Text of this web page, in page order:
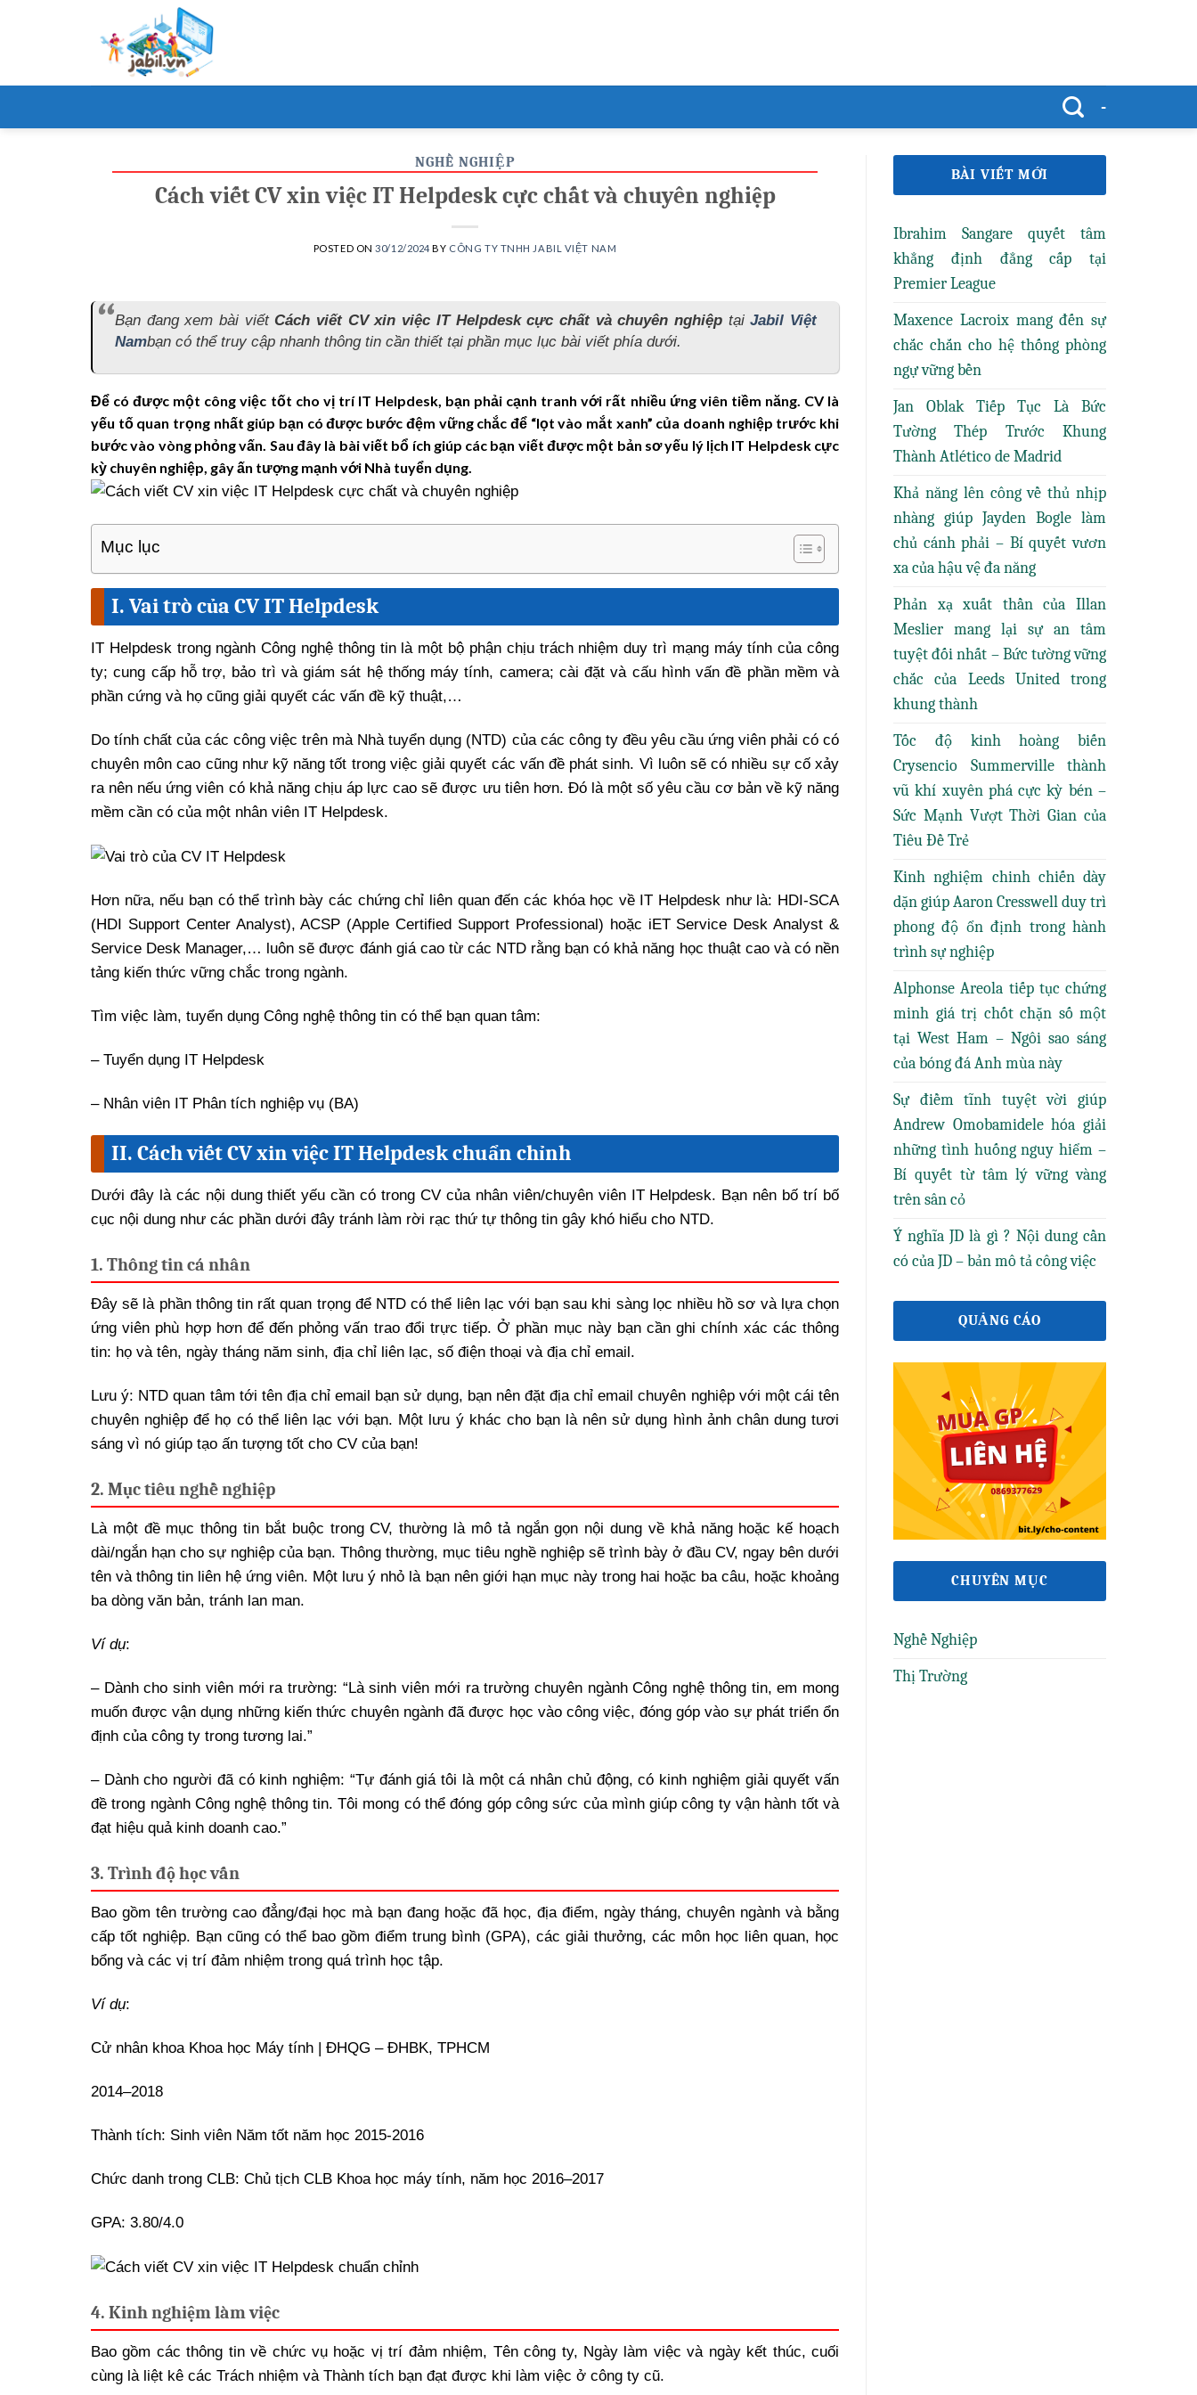
-
NGHỀ NGHIỆP
Cách viết CV xin việc IT Helpdesk cực chất và chuyên nghiệp
POSTED ON30/12/2024 BY CÔNG TY TNHH JABIL VIỆT NAM
Bạn đang xem bài viếtCách viết CV xin việc IT Helpdesk cực chất và chuyên nghiệptạiJabil Việt
Nambạn có thể truy cập nhanh thông tin cần thiết tại phần mục lục bài viết phía dưới.
Để có được một công việc tốt cho vị trí IT Helpdesk, bạn phải cạnh tranh với rất nhiều ứng viên tiềm năng. CV là
yếu tố quan trọng nhất giúp bạn có được bước đệm vững chắc để “lọt vào mắt xanh” của doanh nghiệp trước khi
bước vào vòng phỏng vấn. Sau đây là bài viết bổ ích giúp các bạn viết được một bản sơ yếu lý lịch IT Helpdesk cực
kỳ chuyên nghiệp, gây ấn tượng mạnh với Nhà tuyển dụng.
Mục lục
I. Vai trò của CV IT Helpdesk
IT Helpdesk trong ngành Công nghệ thông tin là một bộ phận chịu trách nhiệm duy trì mạng máy tính của công
ty; cung cấp hỗ trợ, bảo trì và giám sát hệ thống máy tính, camera; cài đặt và cấu hình vấn đề phần mềm và
phần cứng và họ cũng giải quyết các vấn đề kỹ thuật,…
Do tính chất của các công việc trên mà Nhà tuyển dụng (NTD) của các công ty đều yêu cầu ứng viên phải có có
chuyên môn cao cũng như kỹ năng tốt trong việc giải quyết các vấn đề phát sinh. Vì luôn sẽ có nhiều sự cố xảy
ra nên nếu ứng viên có khả năng chịu áp lực cao sẽ được ưu tiên hơn. Đó là một số yêu cầu cơ bản về kỹ năng
mềm cần có của một nhân viên IT Helpdesk.
Hơn nữa, nếu bạn có thể trình bày các chứng chỉ liên quan đến các khóa học về IT Helpdesk như là: HDI-SCA
(HDI Support Center Analyst), ACSP (Apple Certified Support Professional) hoặc iET Service Desk Analyst &
Service Desk Manager,… luôn sẽ được đánh giá cao từ các NTD rằng bạn có khả năng học thuật cao và có nền
tảng kiến thức vững chắc trong ngành.
Tìm việc làm, tuyển dụng Công nghệ thông tin có thể bạn quan tâm:
– Tuyển dụng IT Helpdesk
– Nhân viên IT Phân tích nghiệp vụ (BA)
II. Cách viết CV xin việc IT Helpdesk chuẩn chỉnh
Dưới đây là các nội dung thiết yếu cần có trong CV của nhân viên/chuyên viên IT Helpdesk. Bạn nên bố trí bố
cục nội dung như các phần dưới đây tránh làm rời rạc thứ tự thông tin gây khó hiểu cho NTD.
1. Thông tin cá nhân
Đây sẽ là phần thông tin rất quan trọng để NTD có thể liên lạc với bạn sau khi sàng lọc nhiều hồ sơ và lựa chọn
ứng viên phù hợp hơn để đến phỏng vấn trao đổi trực tiếp. Ở phần mục này bạn cần ghi chính xác các thông
tin: họ và tên, ngày tháng năm sinh, địa chỉ liên lạc, số điện thoại và địa chỉ email.
Lưu ý: NTD quan tâm tới tên địa chỉ email bạn sử dụng, bạn nên đặt địa chỉ email chuyên nghiệp với một cái tên
chuyên nghiệp để họ có thể liên lạc với bạn. Một lưu ý khác cho bạn là nên sử dụng hình ảnh chân dung tươi
sáng vì nó giúp tạo ấn tượng tốt cho CV của bạn!
2. Mục tiêu nghề nghiệp
Là một đề mục thông tin bắt buộc trong CV, thường là mô tả ngắn gọn nội dung về khả năng hoặc kế hoạch
dài/ngắn hạn cho sự nghiệp của bạn. Thông thường, mục tiêu nghề nghiệp sẽ trình bày ở đầu CV, ngay bên dưới
tên và thông tin liên hệ ứng viên. Một lưu ý nhỏ là bạn nên giới hạn mục này trong hai hoặc ba câu, hoặc khoảng
ba dòng văn bản, tránh lan man.
Ví dụ:
– Dành cho sinh viên mới ra trường: “Là sinh viên mới ra trường chuyên ngành Công nghệ thông tin, em mong
muốn được vận dụng những kiến thức chuyên ngành đã được học vào công việc, đóng góp vào sự phát triển ổn
định của công ty trong tương lai.”
– Dành cho người đã có kinh nghiệm: “Tự đánh giá tôi là một cá nhân chủ động, có kinh nghiệm giải quyết vấn
đề trong ngành Công nghệ thông tin. Tôi mong có thể đóng góp công sức của mình giúp công ty vận hành tốt và
đạt hiệu quả kinh doanh cao.”
3. Trình độ học vấn
Bao gồm tên trường cao đẳng/đại học mà bạn đang hoặc đã học, địa điểm, ngày tháng, chuyên ngành và bằng
cấp tốt nghiệp. Bạn cũng có thể bao gồm điểm trung bình (GPA), các giải thưởng, các môn học liên quan, học
bổng và các vị trí đảm nhiệm trong quá trình học tập.
Ví dụ:
Cử nhân khoa Khoa học Máy tính | ĐHQG – ĐHBK, TPHCM
2014–2018
Thành tích: Sinh viên Năm tốt năm học 2015-2016
Chức danh trong CLB: Chủ tịch CLB Khoa học máy tính, năm học 2016–2017
GPA: 3.80/4.0
4. Kinh nghiệm làm việc
Bao gồm các thông tin về chức vụ hoặc vị trí đảm nhiệm, Tên công ty, Ngày làm việc và ngày kết thúc, cuối
cùng là liệt kê các Trách nhiệm và Thành tích bạn đạt được khi làm việc ở công ty cũ.
BÀI VIẾT MỚI
Ibrahim Sangare quyết tâm
khẳng định đẳng cấp tại
Premier League
Maxence Lacroix mang đến sự
chắc chắn cho hệ thống phòng
ngự vững bền
Jan Oblak Tiếp Tục Là Bức
Tường Thép Trước Khung
Thành Atlético de Madrid
Khả năng lên công về thủ nhịp
nhàng giúp Jayden Bogle làm
chủ cánh phải – Bí quyết vươn
xa của hậu vệ đa năng
Phản xạ xuất thần của Illan
Meslier mang lại sự an tâm
tuyệt đối nhất – Bức tường vững
chắc của Leeds United trong
khung thành
Tốc độ kinh hoàng biến
Crysencio Summerville thành
vũ khí xuyên phá cực kỳ bén –
Sức Mạnh Vượt Thời Gian của
Tiêu Đề Trẻ
Kinh nghiệm chinh chiến dày
dặn giúp Aaron Cresswell duy trì
phong độ ổn định trong hành
trình sự nghiệp
Alphonse Areola tiếp tục chứng
minh giá trị chốt chặn số một
tại West Ham – Ngôi sao sáng
của bóng đá Anh mùa này
Sự điềm tĩnh tuyệt vời giúp
Andrew Omobamidele hóa giải
những tình huống nguy hiểm –
Bí quyết từ tâm lý vững vàng
trên sân cỏ
Ý nghĩa JD là gì ? Nội dung cần
có của JD – bản mô tả công việc
QUẢNG CÁO
CHUYÊN MỤC
Nghề Nghiệp
Thị Trường